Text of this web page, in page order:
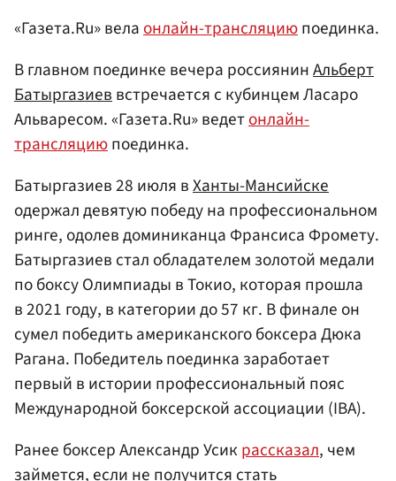
«Газета.Ru» вела онлайн-трансляциюпоединка.
В главном поединке вечера россиянинАльберт
Батыргазиеввстречается с кубинцем Ласаро
Альваресом. «Газета.Ru» ведетонлайн-
трансляциюпоединка.
Батыргазиев 28 июля вХанты-Мансийске
одержал девятую победу на профессиональном
ринге, одолев доминиканца Франсиса Фромету.
Батыргазиев стал обладателем золотой медали
по боксу Олимпиады в Токио, которая прошла
в 2021 году, в категории до 57 кг. В финале он
сумел победить американского боксера Дюка
Рагана. Победитель поединка заработает
первый в истории профессиональный пояс
Международной боксерской ассоциации (IBA).
Ранее боксер Александр Усик рассказал, чем
займется, если не получится стать